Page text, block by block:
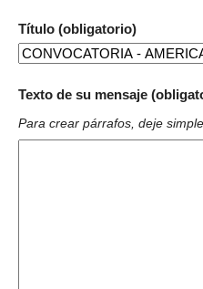
Título (obligatorio)
Texto de su mensaje
Para crear párrafos, deje